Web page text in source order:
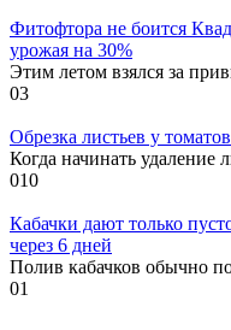
Фитофтора не боится
урожая на 30%
Этим летом взялся за
03
Обрезка листьев у
Когда начинать удаление
010
Кабачки дают только
через 6 дней
Полив кабачков обычно
01